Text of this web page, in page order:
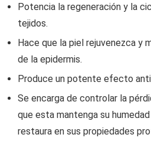
Potencia la regeneración y la
tejidos.
Hace que la piel rejuvenezca y
de la epidermis.
Produce un potente efecto
Se encarga de controlar la
que esta mantenga su
restaura en sus propiedades